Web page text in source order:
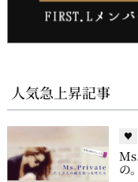
人気急上昇記事
♥
の